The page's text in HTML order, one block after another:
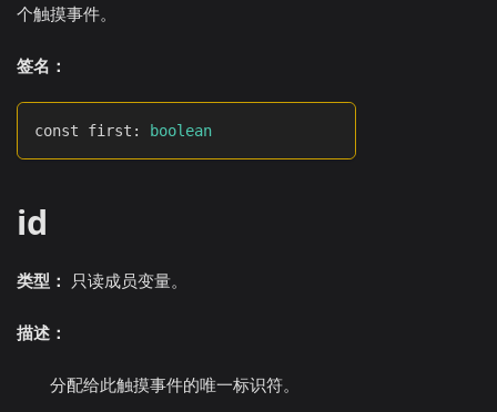
个触摸事件。
签名：
const first : boolean
id
类型： 只读成员变量。
描述：
分配给此触摸事件的唯一标识符。